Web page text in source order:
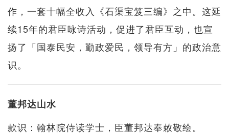
作，一套十幅全收入《石渠宝笈三编》之中。这延
续15年的君臣咏诗活动，促进了君臣互动，也宣
扬了「国泰民安，勤政爱民，领导有方」的政治意
识。
董邦达山水
款识：翰林院侍读学士，臣董邦达奉敕敬绘。